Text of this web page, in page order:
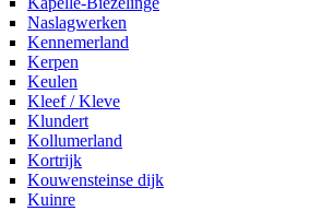
Naslagwerken
Kennemerland
Kerpen
Keulen
Kleef / Kleve
Klundert
Kollumerland
Kortrijk
Kouwensteinse dijk
Kuinre